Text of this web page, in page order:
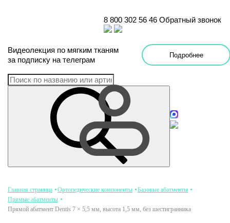
8 800 302 56 46 Обратный звонок
Видеолекция по мягким тканям
за подписку на телеграм
Подробнее
Главная страница Ортопедические компоненты
Базовые абатменты
Прямые абатменты
Прямой абатмент Dentis 7 × 5,5 мм, высота 1,5 мм, без шестигранника